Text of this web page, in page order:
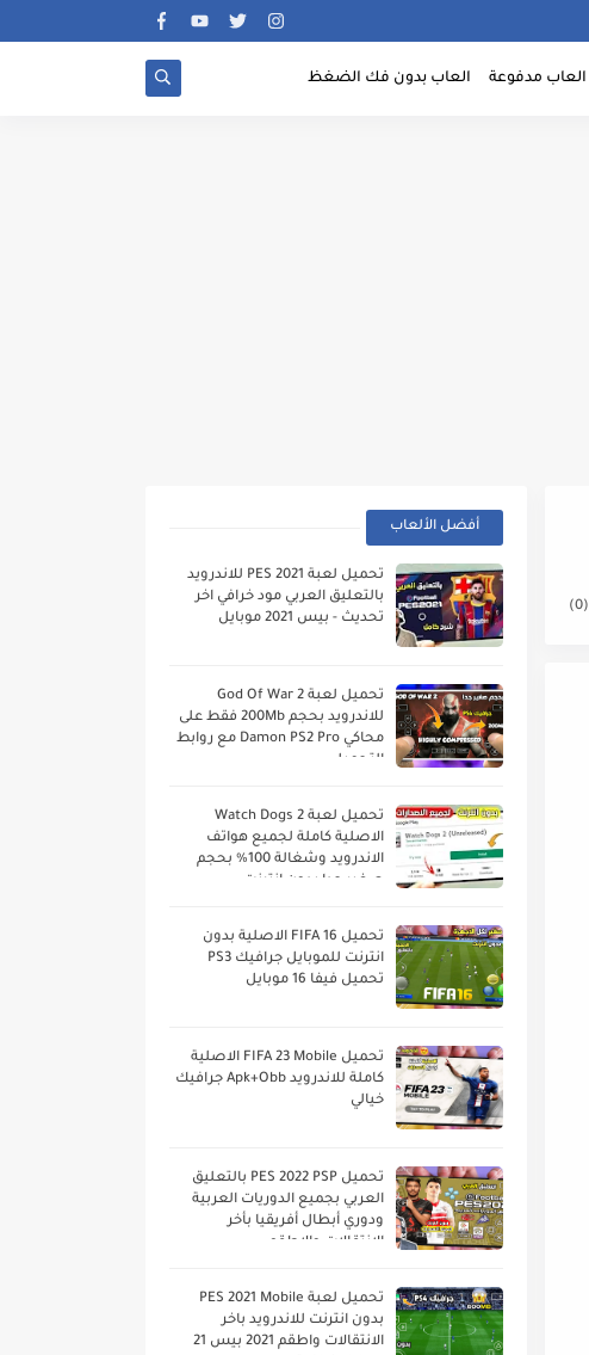
العاب مدفوعة العاب بدون فك الضغظ
(0)
أفضل الألعاب
تحميل لعبة PES 2021 للاندرويد
بالتعليق العربي مود خرافي اخر
تحديث - بيس 2021 موبايل
تحميل لعبة God Of War 2
للاندرويد بحجم 200Mb فقط على
محاكي Damon PS2 Pro مع روابط
التحميل
تحميل لعبة Watch Dogs 2
الاصلية كاملة لجميع هواتف
الاندرويد وشغالة 100% بحجم
صغير جدا بدون انترنت
تحميل FIFA 16 الاصلية بدون
انترنت للموبايل جرافيك PS3
تحميل فيفا 16 موبايل
تحميل FIFA 23 Mobile الاصلية
كاملة للاندرويد Apk+Obb جرافيك
خيالي
تحميل PES 2022 PSP بالتعليق
العربي بجميع الدوريات العربية
ودوري أبطال أفريقيا بأخر
الانتقالات والاطقم
تحميل لعبة PES 2021 Mobile
بدون انترنت للاندرويد باخر
الانتقالات واطقم 2021 بيس 21